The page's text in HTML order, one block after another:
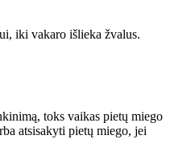
iki vakaro išlieka žvalus.
toks vaikas pietų miego
atsisakyti pietų miego, jei